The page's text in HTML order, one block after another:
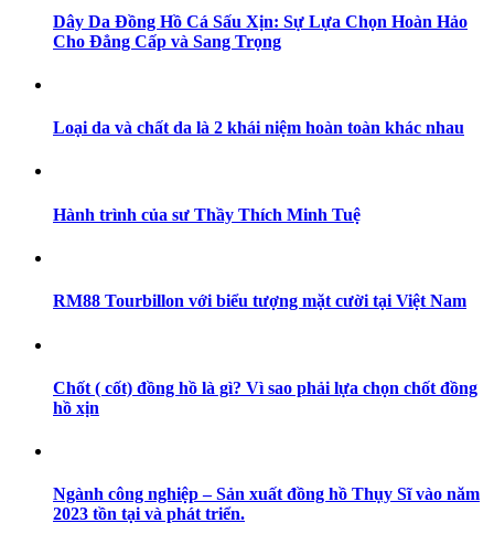
Dây Da Đồng Hồ Cá Sấu Xịn: Sự Lựa Chọn Hoàn Hảo
Cho Đẳng Cấp và Sang Trọng
Loại da và chất da là 2 khái niệm hoàn toàn khác nhau
Hành trình của sư Thầy Thích Minh Tuệ
RM88 Tourbillon với biểu tượng mặt cười tại Việt Nam
Chốt ( cốt) đồng hồ là gì? Vì sao phải lựa chọn chốt đồng
hồ xịn
Ngành công nghiệp – Sản xuất đồng hồ Thụy Sĩ vào năm
2023 tồn tại và phát triển.